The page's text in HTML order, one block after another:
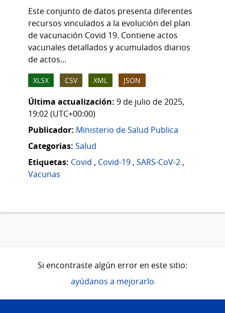
Este conjunto de datos presenta diferentes
recursos vinculados a la evolución del plan
de vacunación Covid 19. Contiene actos
vacunales detallados y acumulados diarios
de actos...
XLSX CSV XML JSON
Última actualización: 9 de julio de 2025,
19:02 (UTC+00:00)
Publicador: Ministerio de Salud Publica
Categorias: Salud
Etiquetas: Covid , Covid-19 , SARS-CoV-2 ,
Vacunas
Si encontraste algún error en este sitio:
ayúdanos a mejorarlo